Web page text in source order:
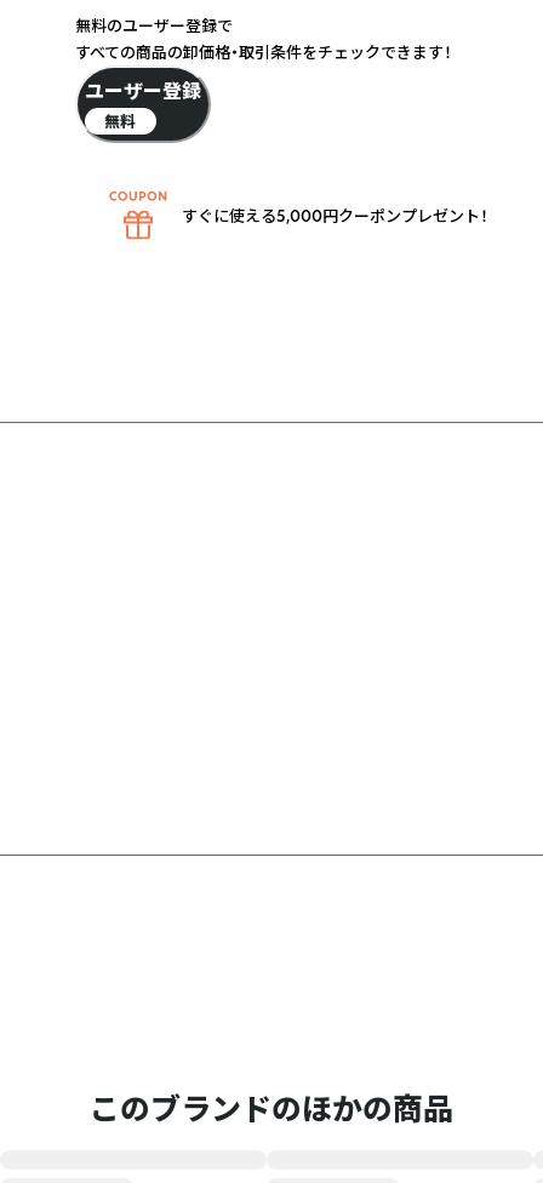
このブランドのほかの商品
無料のユーザー登録で
すべての商品の卸価格・取引条件をチェックできます！
ユーザー登録
無料
すぐに使える5,000円クーポンプレゼント！